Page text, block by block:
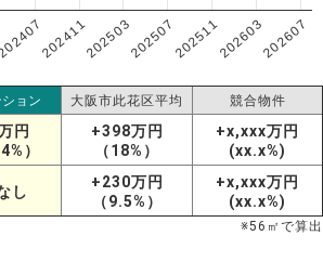
202411202503202507202511202603202607
ション 大阪市此花区平均 競合物件
円
）
+398万円
（18%）
+x,xxx万円
(xx.x%)
し
+230万円
（9.5%）
+x,xxx万円
(xx.x%)
※56 ㎡で算出